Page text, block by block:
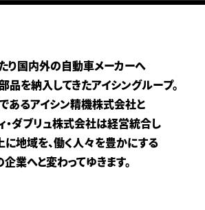
り国内外の自動車メーカーへ
品を納入してきたアイシングループ。
あるアイシン精機株式会社と
・ダブリュ株式会社は経営統合し
に地域を、働く人々を豊かにする
業へと変わってゆきます。